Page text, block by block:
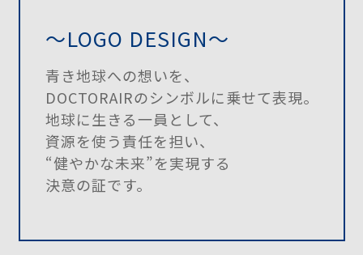
〜LOGO DESIGN〜
青き地球への想いを、
DOCTORAIRのシンボルに乗せて表現。
地球に生きる一員として、
資源を使う責任を担い、
“健やかな未来”を実現する
決意の証です。